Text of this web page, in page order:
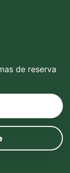
de reserva